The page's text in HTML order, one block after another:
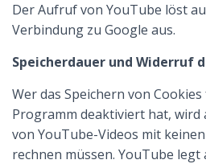
Der Aufruf von YouTube löst
Verbindung zu Google aus.
Speicherdauer und Widerruf
Wer das Speichern von
Programm deaktiviert hat, wird
von YouTube-Videos mit
rechnen müssen. YouTube